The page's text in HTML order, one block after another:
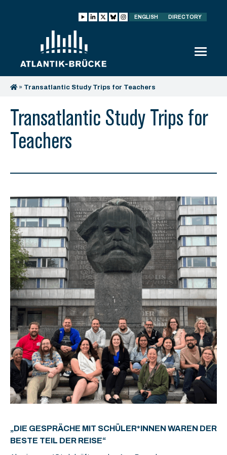
ENGLISH DIRECTORY
» Transatlantic Study Trips for Teachers
Transatlantic Study Trips for
Teachers
„DIE GESPRÄCHE MIT SCHÜLER*INNEN WAREN DER
BESTE TEIL DER REISE“